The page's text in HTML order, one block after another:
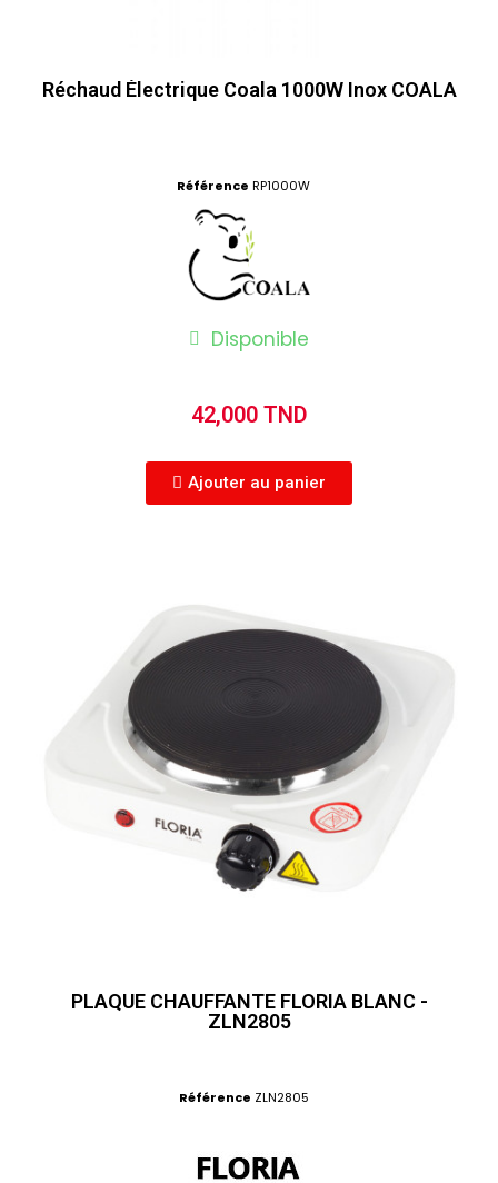
Réchaud Électrique Coala 1000W Inox COALA
Référence RP1000W
Disponible
42,000 TND
Ajouter au panier
PLAQUE CHAUFFANTE FLORIA BLANC -
ZLN2805
Référence ZLN2805